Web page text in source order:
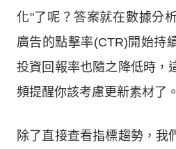
化"了呢？答案就在數據分
廣告的點擊率(CTR)開始持
投資回報率也隨之降低時，
頻提醒你該考慮更新素材了。
除了直接查看指標趨勢，我